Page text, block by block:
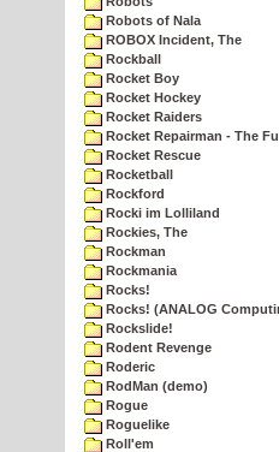
Robots of Nala
ROBOX Incident, The
Rockball
Rocket Boy
Rocket Hockey
Rocket Raiders
Rocket Repairman - The
Rocket Rescue
Rocketball
Rockford
Rocki im Lolliland
Rockies, The
Rockman
Rockmania
Rocks!
Rocks! (ANALOG
Rockslide!
Rodent Revenge
Roderic
RodMan (demo)
Rogue
Roguelike
Roll'em